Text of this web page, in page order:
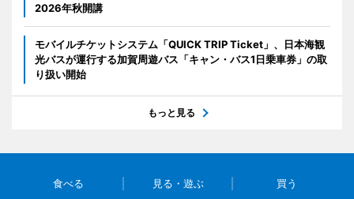
2026年秋開講
モバイルチケットシステム「QUICK TRIP Ticket」、日本海観
光バスが運行する加賀周遊バス「キャン・バス1日乗車券」の取
り扱い開始
もっと見る
食べる 見る・遊ぶ 買う